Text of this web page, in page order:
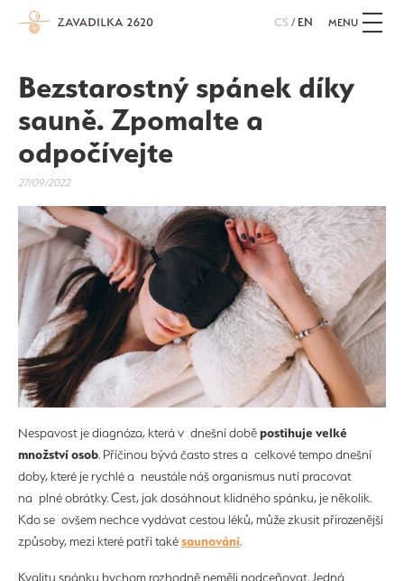
CS / EN MENU
Bezstarostný spánek díky
sauně. Zpomalte a
odpočívejte
27/09/2022
Nespavost je diagnóza, která v dnešní doběpostihuje velké
množství osob. Příčinou bývá často stres a celkové tempo dnešní
doby, které je rychlé a neustále náš organismus nutí pracovat
na plné obrátky. Cest, jak dosáhnout klidného spánku, je několik.
Kdo se ovšem nechce vydávat cestou léků, může zkusit přirozenější
způsoby, mezi které patří takésaunování.
Kvalitu spánku bychom rozhodně neměli podceňovat. Jedná